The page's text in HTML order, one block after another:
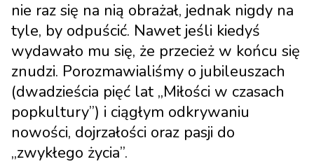
nie raz się na nią obrażał, jednak nigdy na
tyle, by odpuścić. Nawet jeśli kiedyś
wydawało mu się, że przecież w końcu się
znudzi. Porozmawialiśmy o jubileuszach
(dwadzieścia pięć lat „Miłości w czasach
popkultury”) i ciągłym odkrywaniu
nowości, dojrzałości oraz pasji do
„zwykłego życia”.